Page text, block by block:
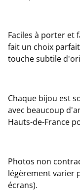
Faciles à porter et
fait un choix
touche subtile
Chaque bijou est
avec beaucoup
Hauts-de-France
Photos non
légèrement varier
écrans).